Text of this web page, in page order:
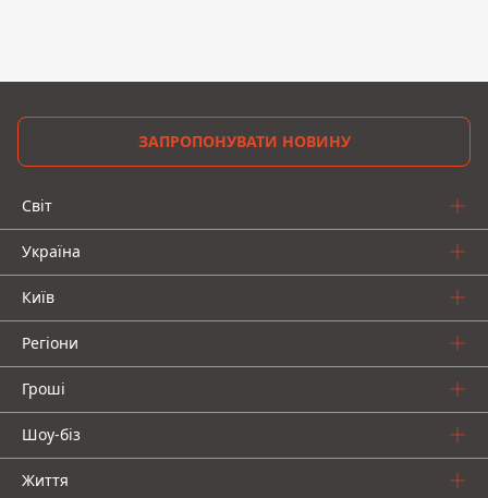
ЗАПРОПОНУВАТИ НОВИНУ
Світ
Україна
Київ
Регіони
Гроші
Шоу-біз
Життя